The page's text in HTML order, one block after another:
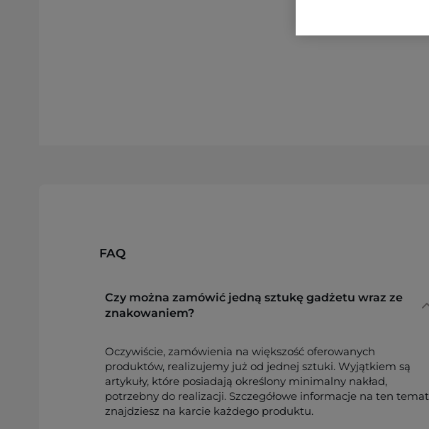
FAQ
Czy można zamówić jedną sztukę gadżetu wraz ze
znakowaniem?
Oczywiście, zamówienia na większość oferowanych
produktów, realizujemy już od jednej sztuki. Wyjątkiem są
artykuły, które posiadają określony minimalny nakład,
potrzebny do realizacji. Szczegółowe informacje na ten temat
znajdziesz na karcie każdego produktu.